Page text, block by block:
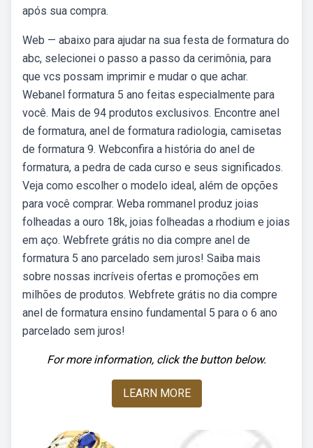
após sua compra.
Web — abaixo para ajudar na sua festa de formatura do
abc, selecionei o passo a passo da cerimônia, para
que vcs possam imprimir e mudar o que achar.
Webanel formatura 5 ano feitas especialmente para
você. Mais de 94 produtos exclusivos. Encontre anel
de formatura, anel de formatura radiologia, camisetas
de formatura 9. Webconfira a história do anel de
formatura, a pedra de cada curso e seus significados.
Veja como escolher o modelo ideal, além de opções
para você comprar. Weba rommanel produz joias
folheadas a ouro 18k, joias folheadas a rhodium e joias
em aço. Webfrete grátis no dia compre anel de
formatura 5 ano parcelado sem juros! Saiba mais
sobre nossas incríveis ofertas e promoções em
milhões de produtos. Webfrete grátis no dia compre
anel de formatura ensino fundamental 5 para o 6 ano
parcelado sem juros!
For more information, click the button below.
LEARN MORE